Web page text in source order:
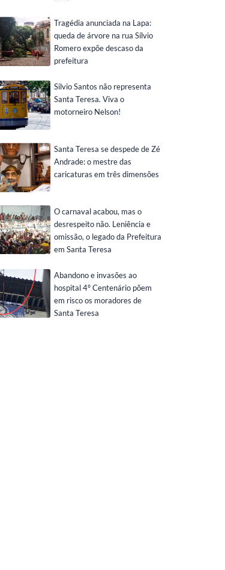
Tragédia anunciada na Lapa:
queda de árvore na rua Sílvio
Romero expõe descaso da
prefeitura
Silvio Santos não representa
Santa Teresa. Viva o
motorneiro Nelson!
Santa Teresa se despede de Zé
Andrade: o mestre das
caricaturas em três dimensões
O carnaval acabou, mas o
desrespeito não. Leniência e
omissão, o legado da Prefeitura
em Santa Teresa
Abandono e invasões ao
hospital 4º Centenário põem
em risco os moradores de
Santa Teresa